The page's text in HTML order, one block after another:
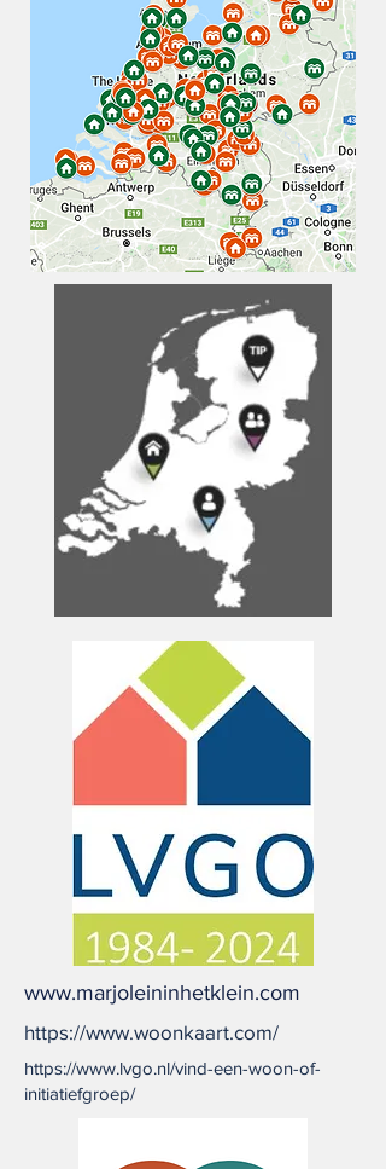
www.marjoleininhetklein.com
https://www.woonkaart.com/
https://www.lvgo.nl/vind-een-woon-of-
initiatiefgroep/